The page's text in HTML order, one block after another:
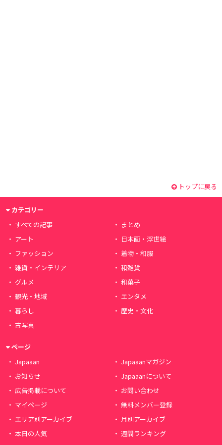
トップに戻る
カテゴリー
すべての記事
まとめ
アート
日本画・浮世絵
ファッション
着物・和服
雑貨・インテリア
和雑貨
グルメ
和菓子
観光・地域
エンタメ
暮らし
歴史・文化
古写真
ページ
Japaaan
Japaaanマガジン
お知らせ
Japaaanについて
広告掲載について
お問い合わせ
マイページ
無料メンバー登録
エリア別アーカイブ
月別アーカイブ
本日の人気
週間ランキング